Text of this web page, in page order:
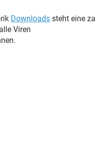
Downloads steht eine
Viren